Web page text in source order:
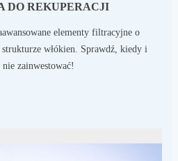
DO REKUPERACJI
elementy filtracyjne o
włókien. Sprawdź, kiedy i
zainwestować!